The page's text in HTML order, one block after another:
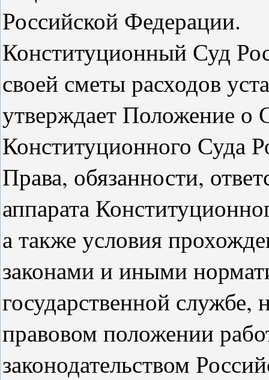
Российской Федерации.
Конституционный Суд
своей сметы расходов
утверждает Положение о
Конституционного Суда
Права, обязанности,
аппарата
а также условия
законами и иными
государственной
правовом положении
законодательством